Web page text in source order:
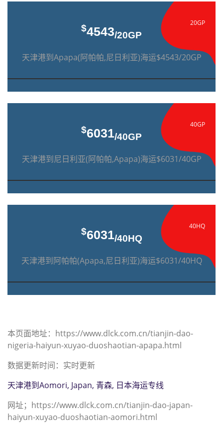
20GP
$4543/20GP
天津港到Apapa(阿帕帕,尼日利亚)海运$4543/20GP
40GP
$6031/40GP
天津港到尼日利亚(阿帕帕,Apapa)海运$6031/40GP
40HQ
$6031/40HQ
天津港到阿帕帕(Apapa,尼日利亚)海运$6031/40HQ
本页面地址：https://www.dlck.com.cn/tianjin-dao-
nigeria-haiyun-xuyao-duoshaotian-apapa.html
数据更新时间：实时更新
天津港到Aomori, Japan, 青森, 日本海运专线
网址；https://www.dlck.com.cn/tianjin-dao-japan-
haiyun-xuyao-duoshaotian-aomori.html